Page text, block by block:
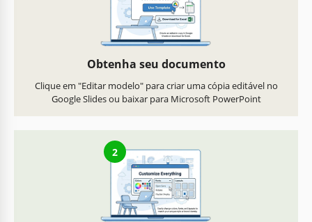
Obtenha seu documento
Clique em "Editar modelo" para criar uma cópia editável no
Google Slides ou baixar para Microsoft PowerPoint
2